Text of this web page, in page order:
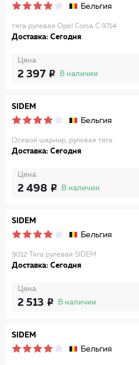
Бельгия
тяга рулевая Opel Corsa C 9714
Доставка: Сегодня
Цена
2 397 В наличии
SIDEM
Бельгия
Осевой шарнир, рулевая тяга
Доставка: Сегодня
Цена
2 498 В наличии
SIDEM
Бельгия
9012 Тяга рулевая SIDEM
Доставка: Сегодня
Цена
2 513 В наличии
SIDEM
Бельгия